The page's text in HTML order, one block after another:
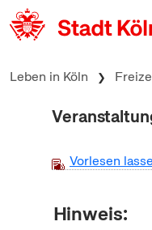
zum Inhalt springen
Leben in Köln
Vorlesen
Hinweis: